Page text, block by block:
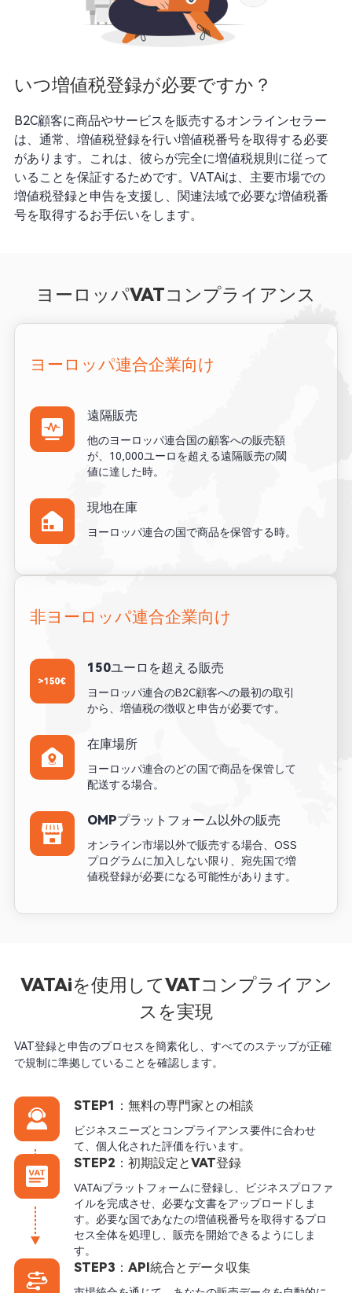
いつ増値税登録が必要ですか？
B2C顧客に商品やサービスを販売するオンラインセラー
は、通常、増値税登録を行い増値税番号を取得する必要
があります。これは、彼らが完全に増値税規則に従って
いることを保証するためです。VATAiは、主要市場での
増値税登録と申告を支援し、関連法域で必要な増値税番
号を取得するお手伝いをします。
ヨーロッパVATコンプライアンス
ヨーロッパ連合企業向け
遠隔販売
他のヨーロッパ連合国の顧客への販売額
が、10,000ユーロを超える遠隔販売の閾
値に達した時。
現地在庫
ヨーロッパ連合の国で商品を保管する時。
非ヨーロッパ連合企業向け
150ユーロを超える販売
ヨーロッパ連合のB2C顧客への最初の取引
から、増値税の徴収と申告が必要です。
在庫場所
ヨーロッパ連合のどの国で商品を保管して
配送する場合。
OMPプラットフォーム以外の販売
オンライン市場以外で販売する場合、OSS
プログラムに加入しない限り、宛先国で増
値税登録が必要になる可能性があります。
VATAiを使用してVATコンプライアン
スを実現
VAT登録と申告のプロセスを簡素化し、すべてのステップが正確
で規制に準拠していることを確認します。
STEP1：無料の専門家との相談
ビジネスニーズとコンプライアンス要件に合わせ
て、個人化された評価を行います。
STEP2：初期設定とVAT登録
VATAiプラットフォームに登録し、ビジネスプロファ
イルを完成させ、必要な文書をアップロードしま
す。必要な国であなたの増値税番号を取得するプロ
セス全体を処理し、販売を開始できるようにしま
す。
STEP3：API統合とデータ収集